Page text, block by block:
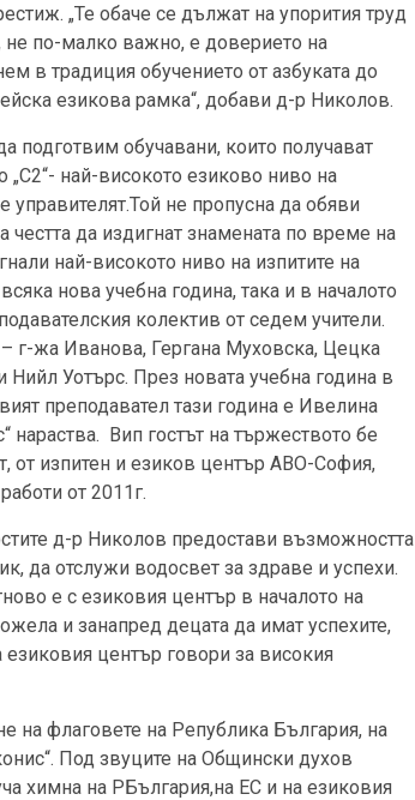
„Те обаче се дължат на упорития труд
не по-малко важно, е доверието на
в традиция обучението от азбуката до
езикова рамка“, добави д-р Николов.
подготвим обучавани, които получават
най-високото езиково ниво на
управителят.Той не пропусна да обяви
да издигнат знамената по време на
най-високото ниво на изпитите на
нова учебна година, така и в началото
колектив от седем учители.
г-жа Иванова, Гергана Муховска, Цецка
Уотърс. През новата учебна година в
преподавател тази година е Ивелина
нараства. Вип гостът на тържеството бе
от изпитен и езиков център АВО-София,
от 2011г.
д-р Николов предостави възможността
да отслужи водосвет за здраве и успехи.
е с езиковия център в началото на
и занапред децата да имат успехите,
център говори за високия
на флаговете на Република България, на
Под звуците на Общински духов
химна на РБългария,на ЕС и на езиковия